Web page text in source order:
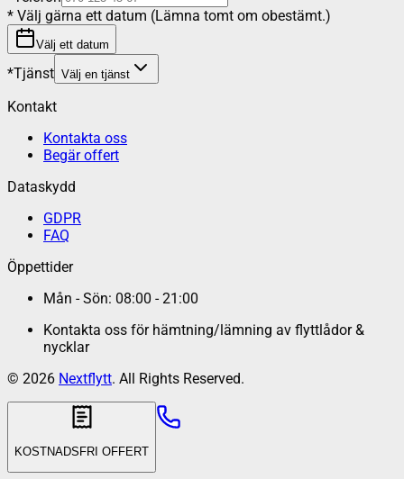
* Välj gärna ett datum (Lämna tomt om obestämt.)
Välj ett datum
*Tjänst Välj en tjänst
Kontakt
Kontakta oss
Begär offert
Dataskydd
GDPR
FAQ
Öppettider
Mån - Sön: 08:00 - 21:00
Kontakta oss för hämtning/lämning av flyttlådor &
nycklar
© 2026 Nextflytt. All Rights Reserved.
KOSTNADSFRI OFFERT